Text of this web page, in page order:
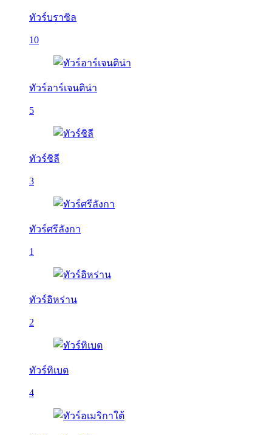
ทัวร์บราซิล
10
ทัวร์อาร์เจนติน่า
5
ทัวร์ชิลี
3
ทัวร์ศรีลังกา
1
ทัวร์อิหร่าน
2
ทัวร์ทิเบต
4